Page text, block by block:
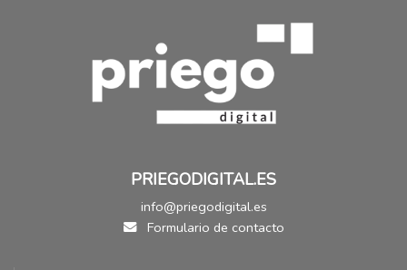
PRIEGODIGITAL.ES
info@priegodigital.es
Formulario de contacto